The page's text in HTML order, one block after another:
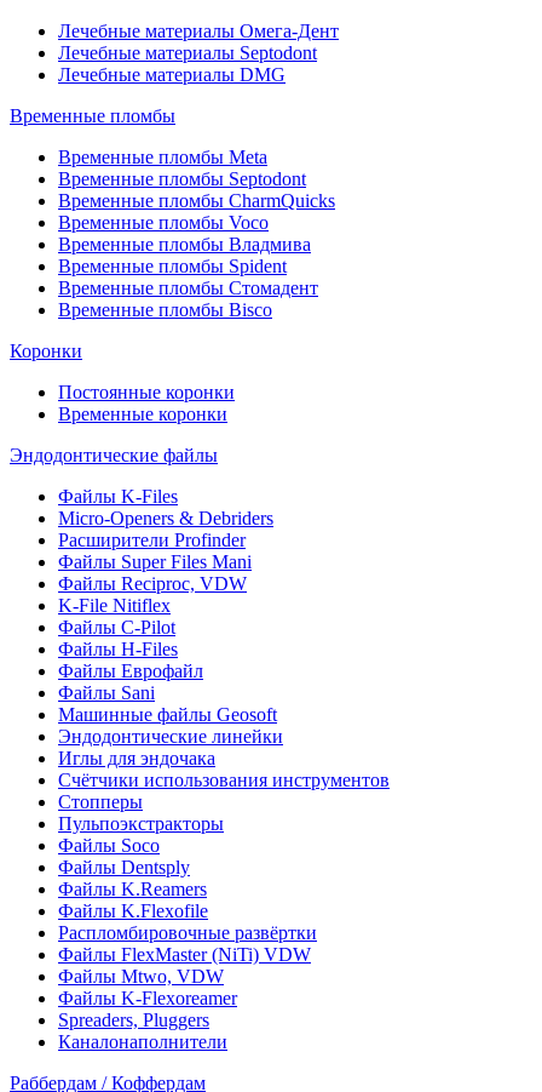
Лечебные материалы Омега-Дент
Лечебные материалы Septodont
Лечебные материалы DMG
Временные пломбы
Временные пломбы Meta
Временные пломбы Septodont
Временные пломбы CharmQuicks
Временные пломбы Voco
Временные пломбы Владмива
Временные пломбы Spident
Временные пломбы Стомадент
Временные пломбы Bisco
Коронки
Постоянные коронки
Временные коронки
Эндодонтические файлы
Файлы K-Files
Micro-Openers & Debriders
Расширители Profinder
Файлы Super Files Mani
Файлы Reciproc, VDW
K-File Nitiflex
Файлы C-Pilot
Файлы H-Files
Файлы Еврофайл
Файлы Sani
Машинные файлы Geosoft
Эндодонтические линейки
Иглы для эндочака
Счётчики использования инструментов
Стопперы
Пульпоэкстракторы
Файлы Soco
Файлы Dentsply
Файлы K.Reamers
Файлы K.Flexofile
Распломбировочные развёртки
Файлы FlexMaster (NiTi) VDW
Файлы Mtwo, VDW
Файлы K-Flexoreamer
Spreaders, Pluggers
Каналонаполнители
Раббердам / Коффердам